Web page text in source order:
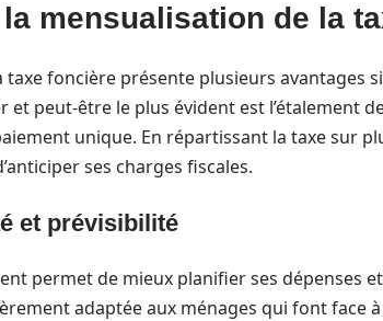
mensualisation de la
taxe foncière présente plusieurs avantages
et peut-être le plus évident est l’étalement
unique. En répartissant la taxe sur
ses charges fiscales.
et prévisibilité
permet de mieux planifier ses dépenses
adaptée aux ménages qui font face